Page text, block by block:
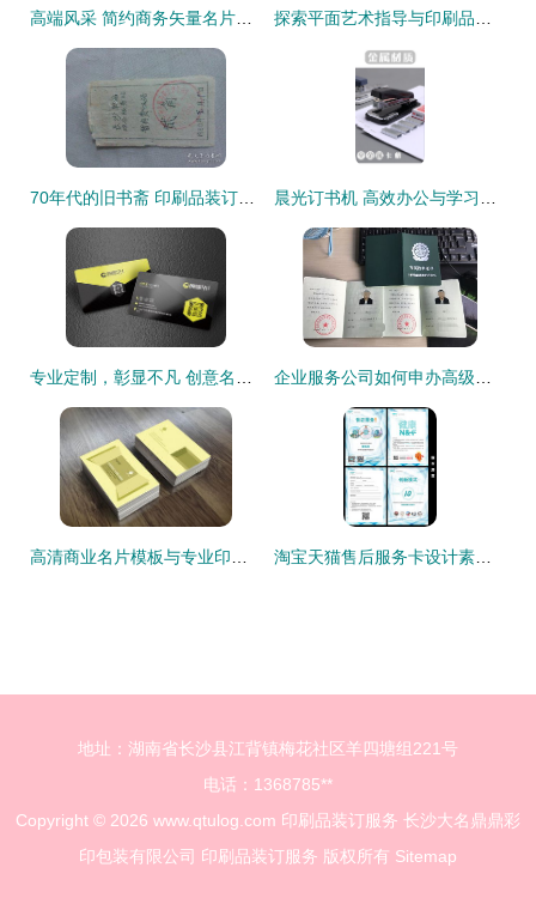
地址：湖南省长沙县江背镇梅花社区羊四塘组221号
电话：1368785**
Copyright © 2026 www.qtulog.com 印刷品装订服务 长沙大名鼎鼎彩
印包装有限公司 印刷品装订服务 版权所有 Sitemap